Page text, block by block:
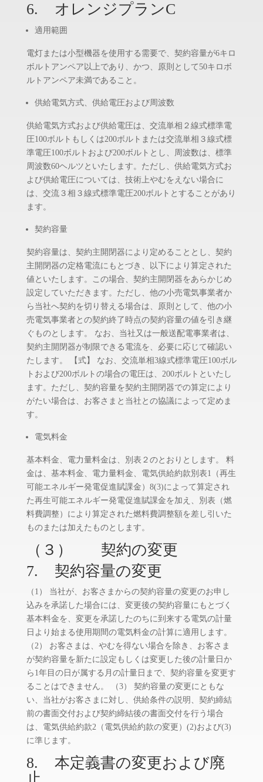
6. オレンジプランC
適用範囲
電灯または小型機器を使用する需要で、契約容量が6キロ
ボルトアンペア以上であり、かつ、原則として50キロボ
ルトアンペア未満であること。
供給電気方式、供給電圧および周波数
供給電気方式および供給電圧は、交流単相２線式標準電
圧100ボルトもしくは200ボルトまたは交流単相３線式標
準電圧100ボルトおよび200ボルトとし、周波数は、標準
周波数60ヘルツといたします。ただし、供給電気方式お
よび供給電圧については、技術上やむをえない場合に
は、交流３相３線式標準電圧200ボルトとすることがあり
ます。
契約容量
契約容量は、契約主開閉器により定めることとし、契約
主開閉器の定格電流にもとづき、以下により算定された
値といたします。この場合、契約主開閉器をあらかじめ
設定していただきます。ただし、他の小売電気事業者か
ら当社へ契約を切り替える場合は、原則として、他の小
売電気事業者との契約終了時点の契約容量の値を引き継
ぐものとします。 なお、当社又は一般送配電事業者は、
契約主開閉器が制限できる電流を、必要に応じて確認い
たします。 【式】 なお、交流単相3線式標準電圧100ボル
トおよび200ボルトの場合の電圧は、200ボルトといたし
ます。ただし、契約容量を契約主開閉器での算定により
がたい場合は、お客さまと当社との協議によって定めま
す。
電気料金
基本料金、電力量料金は、別表２のとおりとします。 料
金は、基本料金、電力量料金、電気供給約款別表1（再生
可能エネルギー発電促進賦課金）8(3)によって算定され
た再生可能エネルギー発電促進賦課金を加え、別表（燃
料費調整）により算定された燃料費調整額を差し引いた
ものまたは加えたものとします。
（３）
契約の変更
7. 契約容量の変更
（1） 当社が、お客さまからの契約容量の変更のお申し
込みを承諾した場合には、変更後の契約容量にもとづく
基本料金を、変更を承諾したのちに到来する電気の計量
日より始まる使用期間の電気料金の計算に適用します。
（2） お客さまは、やむを得ない場合を除き、お客さま
が契約容量を新たに設定もしくは変更した後の計量日か
ら1年目の日が属する月の計量日まで、契約容量を変更す
ることはできません。 （3） 契約容量の変更にともな
い、当社がお客さまに対し、供給条件の説明、契約締結
前の書面交付および契約締結後の書面交付を行う場合
は、電気供給約款2（電気供給約款の変更）(2)および(3)
に準じます。
8. 本定義書の変更および廃
止